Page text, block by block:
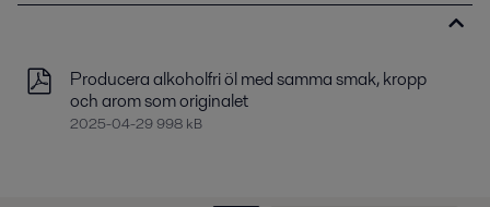
Producera alkoholfri öl med samma smak, kropp
och arom som originalet
2025-04-29 998 kB